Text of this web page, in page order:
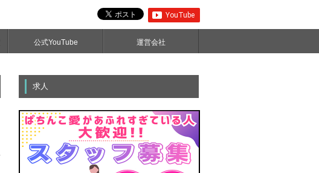
公式YouTube 運営会社
求人